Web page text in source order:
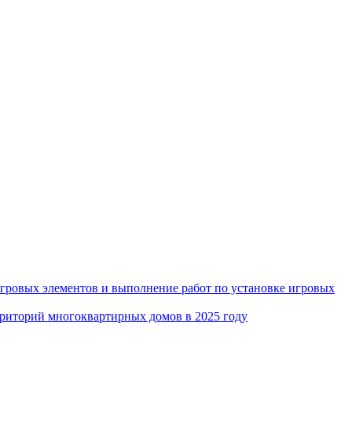
элементов и выполнение работ по установке игровых
многоквартирных домов в 2025 году